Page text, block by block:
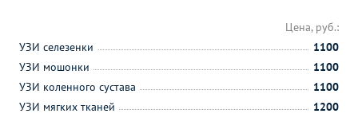
Цена, руб.:
УЗИ селезенки
1100
УЗИ мошонки
1100
УЗИ коленного сустава
1100
УЗИ мягких тканей
1200